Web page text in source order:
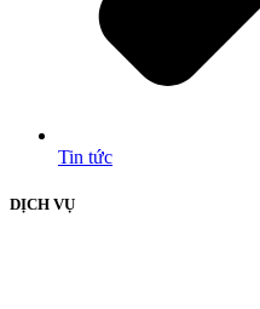
Tin tức
DỊCH VỤ